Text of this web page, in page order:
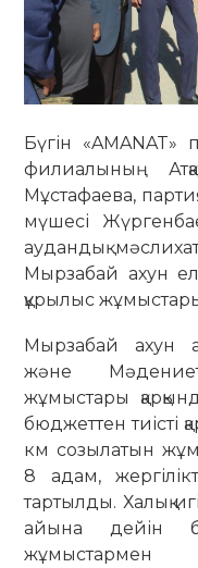
Бүгін «AMANAT»
филиалының
Мұстафаева,
мүшесі
аудандық
Мырзабай ахун
құрылыс
Мырзабай ахун
және
жұмыстары
бюджеттен тиісті
км созылатын
8 адам,
тартылды. Халық
айына дейін